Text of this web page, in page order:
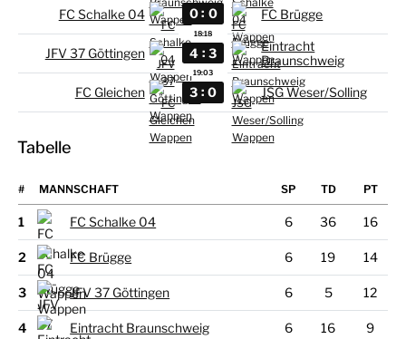
FC Schalke 04 0 : 0 FC Brügge
18:18
JFV 37 Göttingen 4 : 3
Eintracht
Braunschweig
19:03
FC Gleichen 3 : 0 JSG Weser/Solling
Tabelle
# MANNSCHAFT
1 FC Schalke 04 6 36 16
2 FC Brügge 6 19 14
3 JFV 37 Göttingen 6 5 12
4 Eintracht Braunschweig 6 16 9